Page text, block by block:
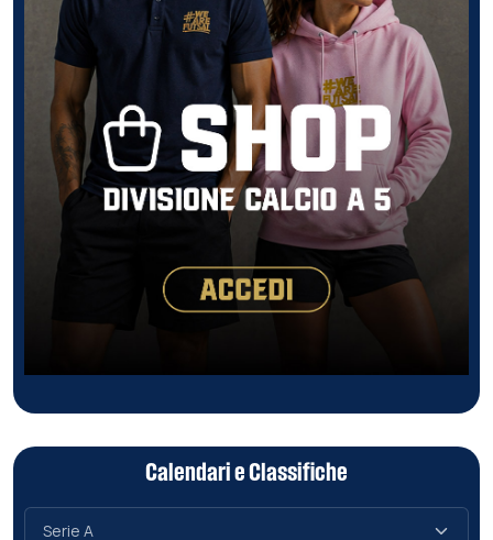
Calendari e Classifiche